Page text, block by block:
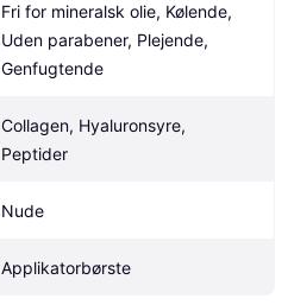
Fri for mineralsk olie, Kølende,
Uden parabener, Plejende,
Genfugtende
Collagen, Hyaluronsyre,
Peptider
Nude
Applikatorbørste